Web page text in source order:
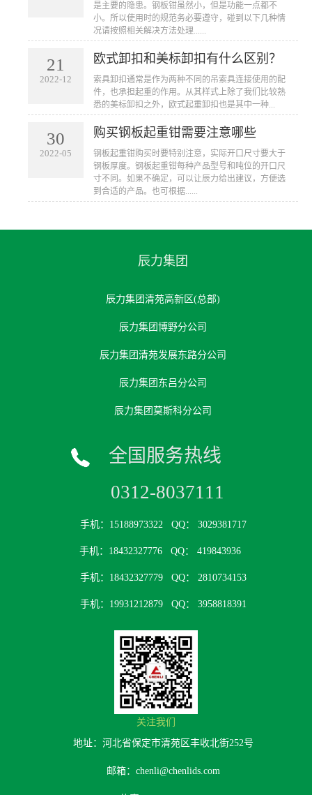
是主要的隐患。钢板钳虽然小，但是功能一点都不
小。所以使用时的规范务必要遵守，碰到以下几种情
况请按照相关解决方法处理......
21
2022-12
欧式卸扣和美标卸扣有什么区别？
索具卸扣通常是作为两种不同的吊索具连接使用的配
件，也承担起重的作用。从其样式上除了我们比较熟
悉的美标卸扣之外，欧式起重卸扣也是其中一种...
30
2022-05
购买钢板起重钳需要注意哪些
钢板起重钳购买时要特别注意，实际开口尺寸要大于
钢板厚度。钢板起重钳每种产品型号和吨位的开口尺
寸不同。如果不确定，可以让辰力给出建议，方便选
到合适的产品。也可根据......
辰力集团
辰力集团清苑高新区(总部)
辰力集团博野分公司
辰力集团清苑发展东路分公司
辰力集团东吕分公司
辰力集团莫斯科分公司
全国服务热线
0312-8037111
手机：15188973322 QQ： 3029381717
手机：18432327776 QQ： 419843936
手机：18432327779QQ： 2810734153
手机：19931212879 QQ： 3958818391
关注我们
地址：河北省保定市清苑区丰收北街252号
邮箱：chenli@chenlids.com